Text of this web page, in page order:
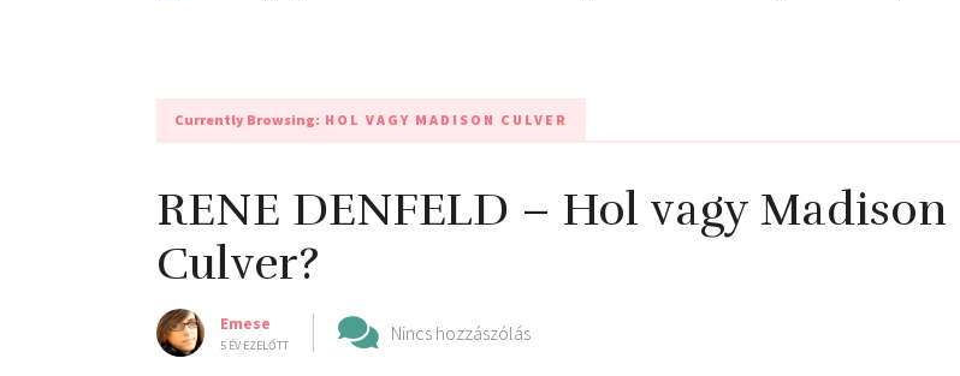
Currently Browsing: HOL VAGY MADISON CULVER
RENE DENFELD – Hol vagy Madison
Culver?
Emese
5 ÉV EZELŐTT
Nincs hozzászólás